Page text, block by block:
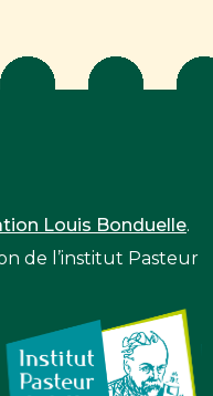
Louis Bonduelle.
de l’institut Pasteur